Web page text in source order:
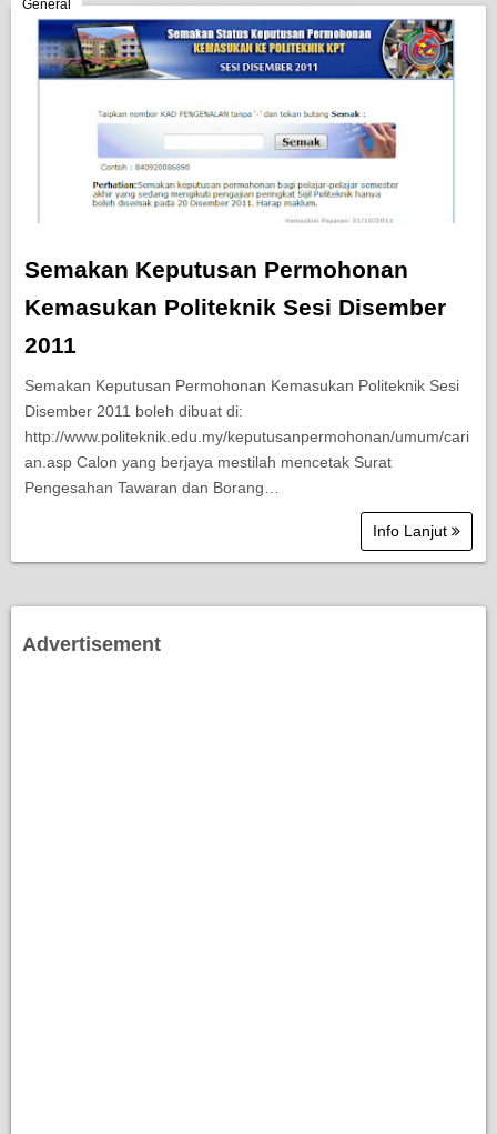
Kerjaya
General
Semakan Keputusan Permohonan
Kemasukan Politeknik Sesi Disember
2011
Semakan Keputusan Permohonan Kemasukan Politeknik Sesi
Disember 2011 boleh dibuat di:
http://www.politeknik.edu.my/keputusanpermohonan/umum/cari
an.asp Calon yang berjaya mestilah mencetak Surat
Pengesahan Tawaran dan Borang…
Info Lanjut
Advertisement